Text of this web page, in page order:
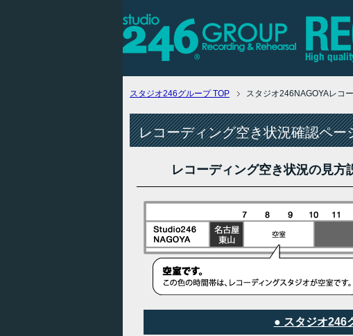
スタジオ246グループTOP スタジオ246NAGOYAレコ
レコーディング空き状況確認ペー
レコーディング空き状況の見方
● スタジオ246